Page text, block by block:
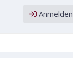
Anmelden